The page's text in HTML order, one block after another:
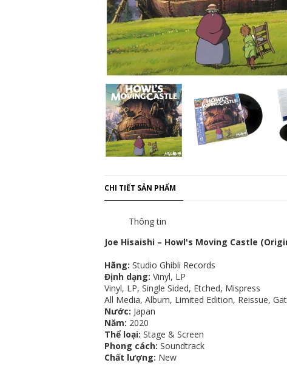
CHI TIẾT SẢN PHẨM
Thông tin
Joe Hisaishi – Howl's Moving Castle
Hãng: Studio Ghibli Records
Định dạng: Vinyl, LP
Vinyl, LP, Single Sided, Etched, Mispress
All Media, Album, Limited Edition, Reissue,
Nước: Japan
Năm: 2020
Thể loại: Stage & Screen
Phong cách: Soundtrack
Chất lượng: New